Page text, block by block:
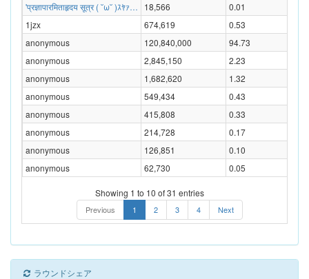
'प्रज्ञापारमिताहृदय सूत्र ( ˘ω˘ )ｽﾔｧ… 18,566
0.01
1jzx
674,619
0.53
anonymous
120,840,000
94.73
anonymous
2,845,150
2.23
anonymous
1,682,620
1.32
anonymous
549,434
0.43
anonymous
415,808
0.33
anonymous
214,728
0.17
anonymous
126,851
0.10
anonymous
62,730 0.05
Showing 1 to 10 of 31 entries
Previous 1 2 3 4 Next
ラウンドシェア